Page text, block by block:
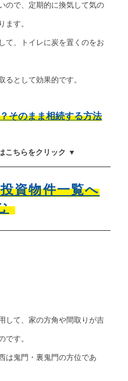
ので、定期的に換気して気の
ます。
て、トイレに炭を置くのをお
るとして効果的です。
そのまま相続する方法
こちらをクリック ▼
資物件一覧へ
して、家の方角や間取りが吉
です。
は鬼門・裏鬼門の方位であ